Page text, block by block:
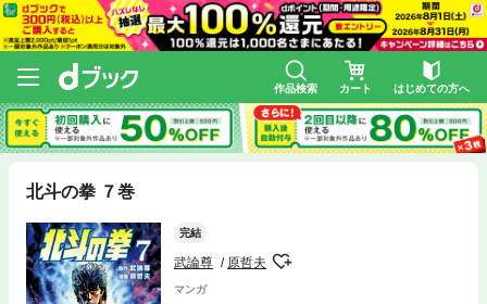
作品検索 カート はじめての方へ
北斗の拳 ７巻
完結
武論尊 原哲夫
マンガ